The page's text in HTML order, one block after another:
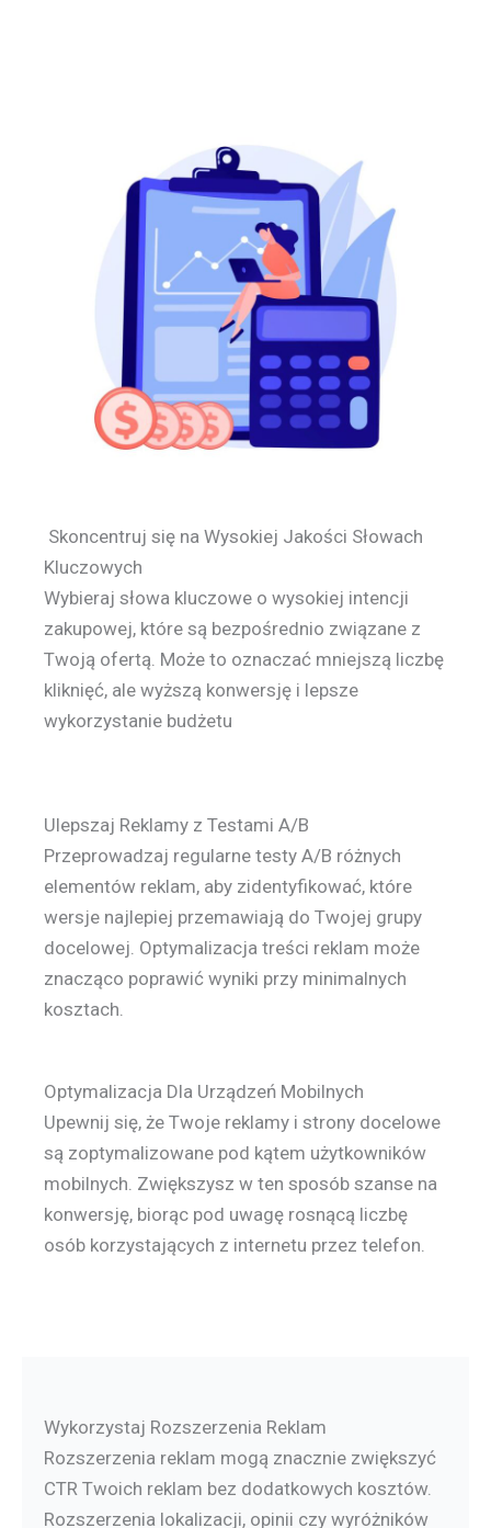
Skoncentruj się na Wysokiej Jakości Słowach
Kluczowych
Wybieraj słowa kluczowe o wysokiej intencji
zakupowej, które są bezpośrednio związane z
Twoją ofertą. Może to oznaczać mniejszą liczbę
kliknięć, ale wyższą konwersję i lepsze
wykorzystanie budżetu
Ulepszaj Reklamy z Testami A/B
Przeprowadzaj regularne testy A/B różnych
elementów reklam, aby zidentyfikować, które
wersje najlepiej przemawiają do Twojej grupy
docelowej. Optymalizacja treści reklam może
znacząco poprawić wyniki przy minimalnych
kosztach.
Optymalizacja Dla Urządzeń Mobilnych
Upewnij się, że Twoje reklamy i strony docelowe
są zoptymalizowane pod kątem użytkowników
mobilnych. Zwiększysz w ten sposób szanse na
konwersję, biorąc pod uwagę rosnącą liczbę
osób korzystających z internetu przez telefon.
Wykorzystaj Rozszerzenia Reklam
Rozszerzenia reklam mogą znacznie zwiększyć
CTR Twoich reklam bez dodatkowych kosztów.
Rozszerzenia lokalizacji, opinii czy wyróżników